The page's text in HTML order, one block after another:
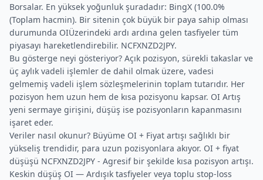
Borsalar. En yüksek yoğunluk şuradadır: BingX (100.0%
(Toplam hacmin). Bir sitenin çok büyük bir paya sahip olması
durumunda OIÜzerindeki ardı ardına gelen tasfiyeler tüm
piyasayı hareketlendirebilir. NCFXNZD2JPY.
Bu gösterge neyi gösteriyor? Açık pozisyon, sürekli takaslar ve
üç aylık vadeli işlemler de dahil olmak üzere, vadesi
gelmemiş vadeli işlem sözleşmelerinin toplam tutarıdır. Her
pozisyon hem uzun hem de kısa pozisyonu kapsar. OI Artış
yeni sermaye girişini, düşüş ise pozisyonların kapanmasını
işaret eder.
Veriler nasıl okunur? Büyüme OI + Fiyat artışı sağlıklı bir
yükseliş trendidir, para uzun pozisyonlara akıyor. OI + fiyat
düşüşü NCFXNZD2JPY - Agresif bir şekilde kısa pozisyon artışı.
Keskin düşüş OI — Ardışık tasfiyeler veya toplu stop-loss